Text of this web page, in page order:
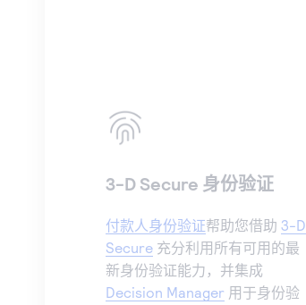
3-D Secure 身份验证
付款人身份验证帮助您借助3-D
Secure 充分利用所有可用的最
新身份验证能力，并集成
Decision Manager 用于身份验